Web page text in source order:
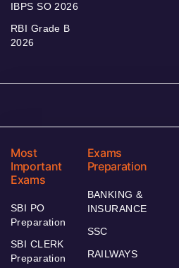
IBPS SO 2026
RBI Grade B
2026
Most
Important
Exams
SBI PO
Preparation
SBI CLERK
Preparation
Exams
Preparation
BANKING &
INSURANCE
SSC
RAILWAYS